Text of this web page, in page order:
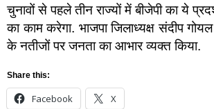
चुनावों से पहले तीन राज्यों में बीजेपी का ये
का काम करेगा. भाजपा जिलाध्यक्ष संदीप
के नतीजों पर जनता का आभार व्यक्त किया.
Share this:
Facebook X